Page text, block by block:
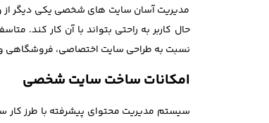
مدیریت آسان سایت های شخصی یکی دیگر از
حال کاربر به راحتی بتواند با آن کار
نسبت به طراحی سایت اختصاصی، فروشگاهی و
امکانات ساخت سایت شخصی
سیستم مدیریت محتوای پیشرفته با طرز کار